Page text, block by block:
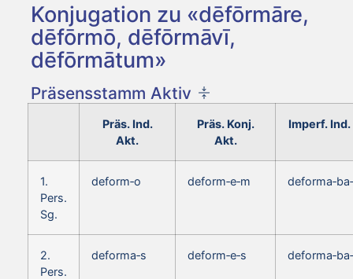
Konjugation zu «dēfōrmāre,
dēfōrmō, dēfōrmāvī,
dēfōrmātum»
Präsensstamm Aktiv
Präs. Ind.
Akt.
Präs. Konj.
Akt.
Imperf.
1.
Pers.
Sg.
deform‑o deform‑e‑m
2.
Pers.
deforma‑s deform‑e‑s